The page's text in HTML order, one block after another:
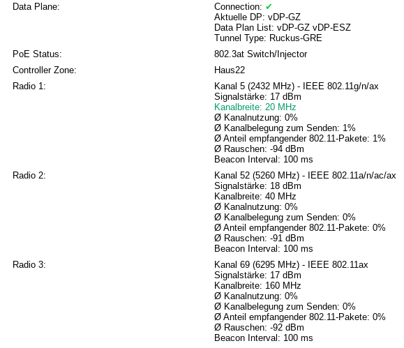
Data Plane:
Connection: ✔
Aktuelle DP: vDP-GZ
Data Plan List: vDP-GZ vDP-ESZ
Tunnel Type: Ruckus-GRE
PoE Status:
802.3at Switch/Injector
Controller Zone:
Haus22
Radio 1:
Kanal 5 (2432 MHz) - IEEE 802.11g/n/ax
Signalstärke: 17 dBm
Kanalbreite: 20 MHz
Ø Kanalnutzung: 0%
Ø Kanalbelegung zum Senden: 1%
Ø Anteil empfangender 802.11-Pakete: 1%
Ø Rauschen: -94 dBm
Beacon Interval: 100 ms
Radio 2:
Kanal 52 (5260 MHz) - IEEE 802.11a/n/ac/ax
Signalstärke: 18 dBm
Kanalbreite: 40 MHz
Ø Kanalnutzung: 0%
Ø Kanalbelegung zum Senden: 0%
Ø Anteil empfangender 802.11-Pakete: 0%
Ø Rauschen: -91 dBm
Beacon Interval: 100 ms
Radio 3:
Kanal 69 (6295 MHz) - IEEE 802.11ax
Signalstärke: 17 dBm
Kanalbreite: 160 MHz
Ø Kanalnutzung: 0%
Ø Kanalbelegung zum Senden: 0%
Ø Anteil empfangender 802.11-Pakete: 0%
Ø Rauschen: -92 dBm
Beacon Interval: 100 ms